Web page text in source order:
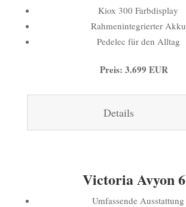
Kiox 300 Farbdisplay
Rahmenintegrierter Akku
Pedelec für den Alltag
Preis: 3.699 EUR
Details
Victoria Avyon 6
Umfassende Ausstattung